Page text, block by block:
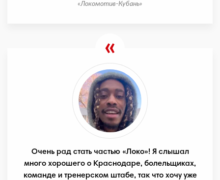
«Локомотив-Кубань»
Очень рад стать частью «Локо»! Я слышал
много хорошего о Краснодаре, болельщиках,
команде и тренерском штабе, так что хочу уже